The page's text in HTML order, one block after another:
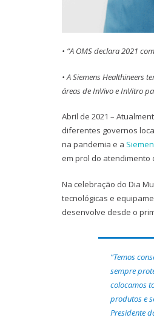
• “A OMS declara 2021
• A Siemens Healthineers
áreas de InVivo e InVitro
Abril de 2021 –
diferentes governos
na pandemia e a
em prol do atendimento
Na celebração do Dia
tecnológicas e
desenvolve desde o
“Temos
sempre
colocamos
produtos e
Presidente